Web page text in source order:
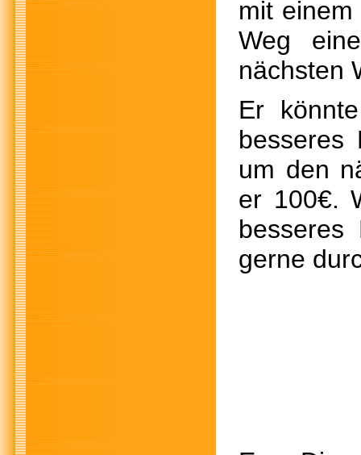
mit
Weg
nächsten
Er
besseres
um den
er 100€.
besseres
gerne